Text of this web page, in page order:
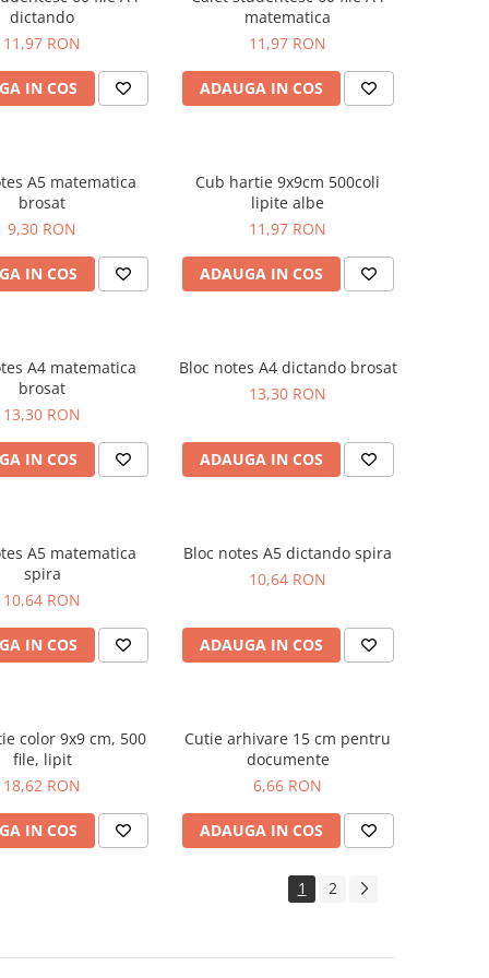
dictando
11,97 RON
IN COS
matematica
11,97 RON
ADAUGA IN COS
A5 matematica
brosat
9,30 RON
IN COS
Cub hartie 9x9cm 500coli
lipite albe
11,97 RON
ADAUGA IN COS
A4 matematica
brosat
13,30 RON
IN COS
Bloc notes A4 dictando brosat
13,30 RON
ADAUGA IN COS
A5 matematica
spira
10,64 RON
IN COS
Bloc notes A5 dictando spira
10,64 RON
ADAUGA IN COS
color 9x9 cm, 500
file, lipit
18,62 RON
IN COS
Cutie arhivare 15 cm pentru
documente
6,66 RON
ADAUGA IN COS
1 2